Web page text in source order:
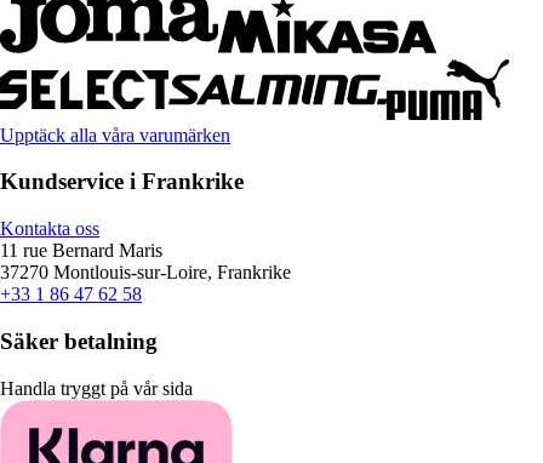
Upptäck alla våra varumärken
Kundservice i Frankrike
Kontakta oss
11 rue Bernard Maris
37270 Montlouis-sur-Loire, Frankrike
+33 1 86 47 62 58
Säker betalning
Handla tryggt på vår sida